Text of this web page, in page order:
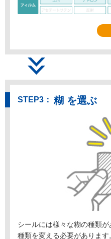
糊 を選ぶ
シールには様々な糊の種類
種類を変える必要がありま